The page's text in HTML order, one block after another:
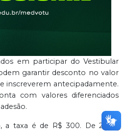
em participar do Vestibular
garantir desconto no valor
inscreverem antecipadamente.
com valores diferenciados
taxa é de R$ 300. De 21 de